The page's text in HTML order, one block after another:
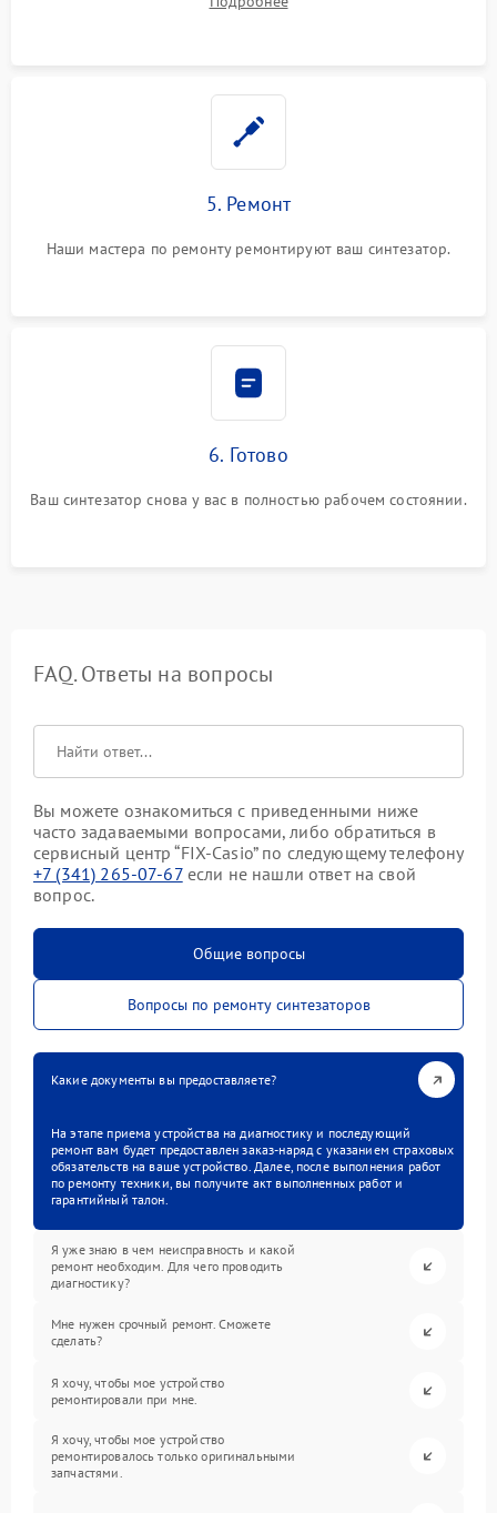
5. Ремонт
Наши мастера по ремонту ремонтируют ваш синтезатор.
6. Готово
Ваш синтезатор снова у вас в полностью рабочем состоянии.
FAQ. Ответы на вопросы
Вы можете ознакомиться с приведенными ниже
часто задаваемыми вопросами, либо обратиться в
сервисный центр “FIX-Casio” по следующему телефону
+7 (341) 265-07-67если не нашли ответ на свой
вопрос.
Общие вопросы
Вопросы по ремонту синтезаторов
Какие документы вы предоставляете?
На этапе приема устройства на диагностику и последующий
ремонт вам будет предоставлен заказ-наряд с указанием страховых
обязательств на ваше устройство. Далее, после выполнения работ
по ремонту техники, вы получите акт выполненных работ и
гарантийный талон.
Я уже знаю в чем неисправность и какой
ремонт необходим. Для чего проводить
диагностику?
Мне нужен срочный ремонт. Сможете
сделать?
Я хочу, чтобы мое устройство
ремонтировали при мне.
Я хочу, чтобы мое устройство
ремонтировалось только оригинальными
запчастями.